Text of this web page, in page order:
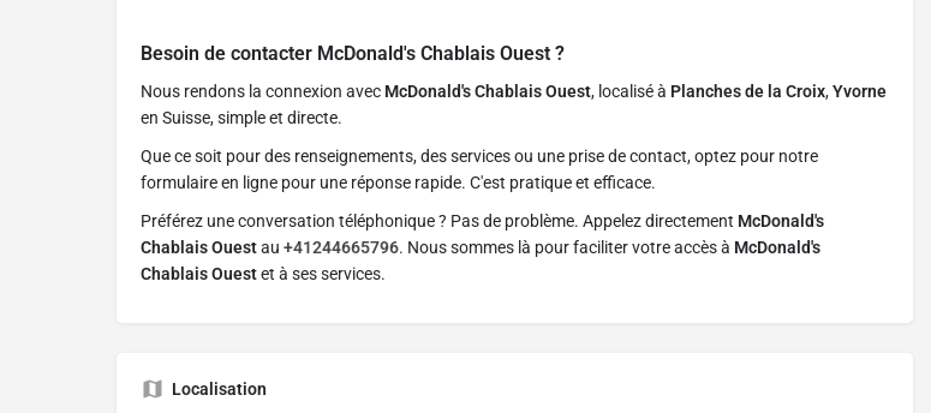
Besoin de contacter McDonald's Chablais Ouest ?
Nous rendons la connexion avec McDonald's Chablais Ouest, localisé à Planches de la Croix,Yvorne
en Suisse, simple et directe.
Que ce soit pour des renseignements, des services ou une prise de contact, optez pour notre
formulaire en ligne pour une réponse rapide. C'est pratique et efficace.
Préférez une conversation téléphonique ? Pas de problème. Appelez directement McDonald's
Chablais Ouestau +41244665796. Nous sommes là pour faciliter votre accès à McDonald's
Chablais Ouestet à ses services.
Localisation